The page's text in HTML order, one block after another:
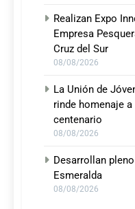
Realizan Expo
Empresa
Cruz del Sur
08/08/2026
La Unión de
rinde homenaje
centenario
08/08/2026
Desarrollan
Esmeralda
08/08/2026